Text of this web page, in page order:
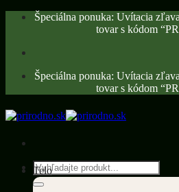
Skip
Špeciálna ponuka: Uvítacia
tovar s kódom
Špeciálna ponuka: Uvítacia
tovar s kódom
Hľadať:
Telo